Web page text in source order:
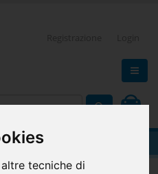
tecniche di
0